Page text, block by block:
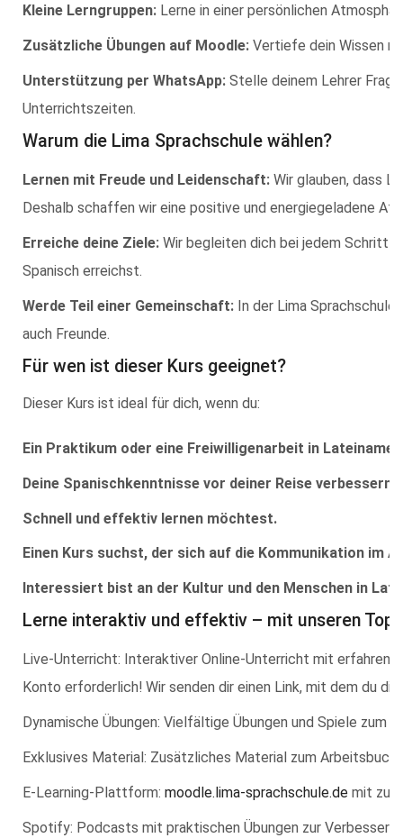
Kleine Lerngruppen: Lerne in einer persönlichen
Zusätzliche Übungen auf Moodle: Vertiefe dein Wissen
Unterstützung per WhatsApp: Stelle deinem Lehrer
Unterrichtszeiten.
Warum die Lima Sprachschule wählen?
Lernen mit Freude und Leidenschaft: Wir glauben, dass
Deshalb schaffen wir eine positive und energiegeladene
Erreiche deine Ziele: Wir begleiten dich bei jedem Schritt
Spanisch erreichst.
Werde Teil einer Gemeinschaft: In der Lima
auch Freunde.
Für wen ist dieser Kurs geeignet?
Dieser Kurs ist ideal für dich, wenn du:
Ein Praktikum oder eine Freiwilligenarbeit in
Deine Spanischkenntnisse vor deiner Reise verbessern
Schnell und effektiv lernen möchtest.
Einen Kurs suchst, der sich auf die Kommunikation im
Interessiert bist an der Kultur und den Menschen in
Lerne interaktiv und effektiv – mit unseren
Live-Unterricht: Interaktiver Online-Unterricht mit
Konto erforderlich! Wir senden dir einen Link, mit dem du
Dynamische Übungen: Vielfältige Übungen und Spiele zum
Exklusives Material: Zusätzliches Material zum
E-Learning-Plattform: moodle.lima-sprachschule.de mit
Spotify: Podcasts mit praktischen Übungen zur